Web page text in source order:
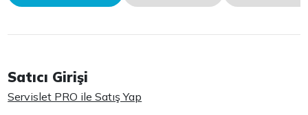
Satıcı Girişi
Servislet PRO ile Satış Yap